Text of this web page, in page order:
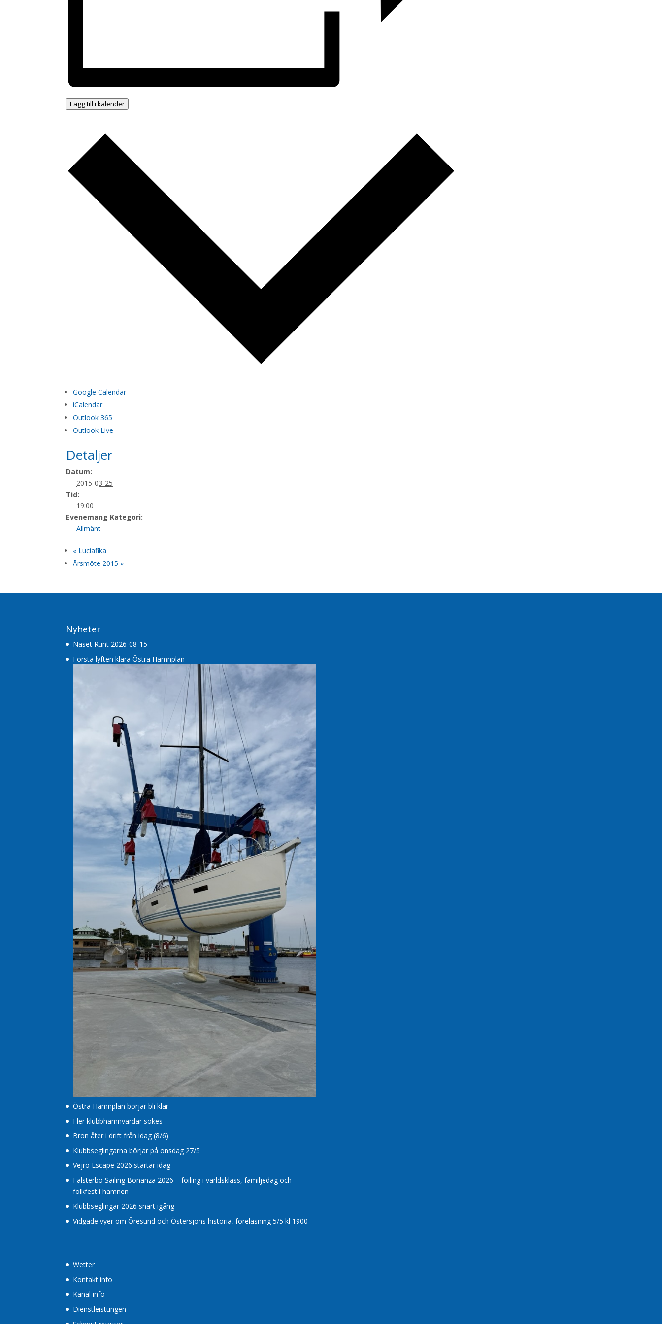
Lägg till i kalender
Google Calendar
iCalendar
Outlook 365
Outlook Live
Detaljer
Datum:
2015-03-25
Tid:
19:00
Evenemang Kategori:
Allmänt
« Luciafika
Årsmöte 2015 »
Nyheter
Näset Runt 2026-08-15
Första lyften klara Östra Hamnplan
Östra Hamnplan börjar bli klar
Fler klubbhamnvärdar sökes
Bron åter i drift från idag (8/6)
Klubbseglingarna börjar på onsdag 27/5
Vejrö Escape 2026 startar idag
Falsterbo Sailing Bonanza 2026 – foiling i världsklass, familjedag och
folkfest i hamnen
Klubbseglingar 2026 snart igång
Vidgade vyer om Öresund och Östersjöns historia, föreläsning 5/5 kl 1900
Wetter
Kontakt info
Kanal info
Dienstleistungen